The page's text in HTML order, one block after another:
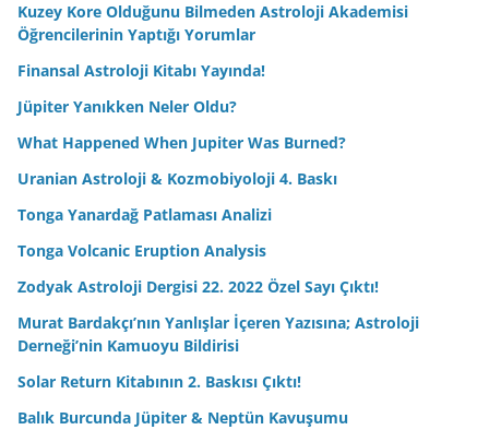
Kuzey Kore Olduğunu Bilmeden Astroloji Akademisi
Öğrencilerinin Yaptığı Yorumlar
Finansal Astroloji Kitabı Yayında!
Jüpiter Yanıkken Neler Oldu?
What Happened When Jupiter Was Burned?
Uranian Astroloji & Kozmobiyoloji 4. Baskı
Tonga Yanardağ Patlaması Analizi
Tonga Volcanic Eruption Analysis
Zodyak Astroloji Dergisi 22. 2022 Özel Sayı Çıktı!
Murat Bardakçı’nın Yanlışlar İçeren Yazısına; Astroloji
Derneği’nin Kamuoyu Bildirisi
Solar Return Kitabının 2. Baskısı Çıktı!
Balık Burcunda Jüpiter & Neptün Kavuşumu